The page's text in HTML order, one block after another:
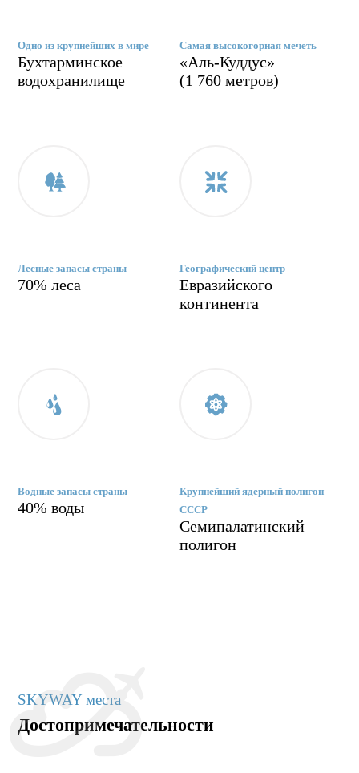
Одно из крупнейших в мире
Бухтарминское
водохранилище
Самая высокогорная мечеть
«Аль-Куддус»
(1 760 метров)
Лесные запасы страны
70% леса
Географический центр
Евразийского
континента
Водные запасы страны
40% воды
Крупнейший ядерный полигон
СССР
Семипалатинский
полигон
SKYWAY места
Достопримечательности